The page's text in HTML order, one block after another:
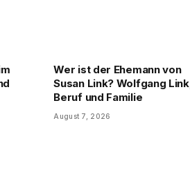
Wer ist der Ehemann von
Susan Link? Wolfgang Link,
Beruf und Familie
August 7, 2026